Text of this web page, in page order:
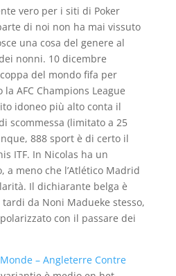
vero per i siti di Poker
di noi non ha mai vissuto
una cosa del genere al
nonni. 10 dicembre
del mondo fifa per
AFC Champions League
idoneo più alto conta il
scommessa (limitato a 25
888 sport è di certo il
ITF. In Nicolas ha un
a meno che l’Atlético Madrid
Il dichiarante belga è
da Noni Madueke stesso,
con il passare dei
– Angleterre Contre